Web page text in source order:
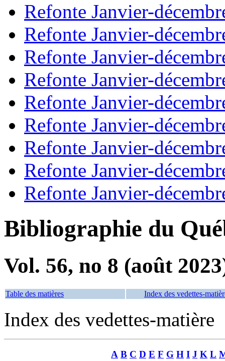
Refonte Janvier-
Refonte Janvier-
Refonte Janvier-
Refonte Janvier-
Refonte Janvier-
Refonte Janvier-
Refonte Janvier-
Refonte Janvier-
Refonte Janvier-
Bibliographie du
Vol. 56, no 8 (août
Table des matières Index des vedettes-
Index des vedettes-matière
A B C D E F G H I J K L